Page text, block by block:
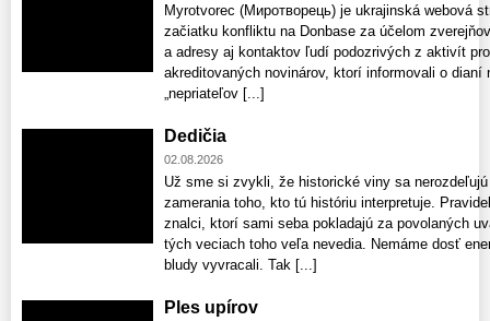
Myrotvorec (Миротворець) je ukrajinská webová
začiatku konfliktu na Donbase za účelom
a adresy aj kontaktov ľudí podozrivých z aktivít
akreditovaných novinárov, ktorí informovali o dianí
„nepriateľov [...]
Dedičia
02.08.2026
Už sme si zvykli, že historické viny sa
zamerania toho, kto tú históriu interpretuje.
znalci, ktorí sami seba pokladajú za povolaných
tých veciach toho veľa nevedia. Nemáme dosť
bludy vyvracali. Tak [...]
Ples upírov